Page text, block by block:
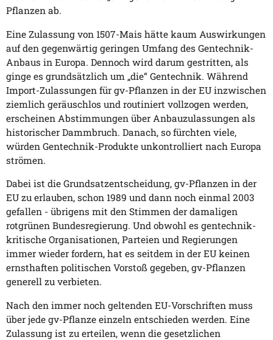
Pflanzen ab.
Eine Zulassung von 1507-Mais hätte kaum Auswirkungen
auf den gegenwärtig geringen Umfang des Gentechnik-
Anbaus in Europa. Dennoch wird darum gestritten, als
ginge es grundsätzlich um „die“ Gentechnik. Während
Import-Zulassungen für gv-Pflanzen in der EU inzwischen
ziemlich geräuschlos und routiniert vollzogen werden,
erscheinen Abstimmungen über Anbauzulassungen als
historischer Dammbruch. Danach, so fürchten viele,
würden Gentechnik-Produkte unkontrolliert nach Europa
strömen.
Dabei ist die Grundsatzentscheidung, gv-Pflanzen in der
EU zu erlauben, schon 1989 und dann noch einmal 2003
gefallen - übrigens mit den Stimmen der damaligen
rotgrünen Bundesregierung. Und obwohl es gentechnik-
kritische Organisationen, Parteien und Regierungen
immer wieder fordern, hat es seitdem in der EU keinen
ernsthaften politischen Vorstoß gegeben, gv-Pflanzen
generell zu verbieten.
Nach den immer noch geltenden EU-Vorschriften muss
über jede gv-Pflanze einzeln entschieden werden. Eine
Zulassung ist zu erteilen, wenn die gesetzlichen